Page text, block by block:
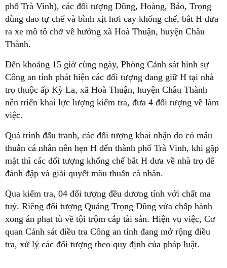
phố Trà Vinh), các đối tượng Dũng, Hoàng, Bảo, Trọng
dùng dao tự chế và bình xịt hơi cay khống chế, bắt H đưa
ra xe mô tô chở về hướng xã Hoà Thuận, huyện Châu
Thành.
Đến khoảng 15 giờ cùng ngày, Phòng Cảnh sát hình sự
Công an tỉnh phát hiện các đối tượng đang giữ H tại nhà
trọ thuộc ấp Kỳ La, xã Hoà Thuận, huyện Châu Thành
nên triển khai lực lượng kiểm tra, đưa 4 đối tượng về làm
việc.
Quá trình đấu tranh, các đối tượng khai nhận do có mâu
thuẫn cá nhân nên hẹn H đến thành phố Trà Vinh, khi gặp
mặt thì các đối tượng khống chế bắt H đưa về nhà trọ để
đánh đập và giải quyết mâu thuẫn cá nhân.
Qua kiểm tra, 04 đối tượng đều dương tính với chất ma
tuý. Riêng đối tượng Quảng Trọng Dũng vừa chấp hành
xong án phạt tù về tội trộm cắp tài sản. Hiện vụ việc, Cơ
quan Cảnh sát điều tra Công an tỉnh đang mở rộng điều
tra, xử lý các đối tượng theo quy định của pháp luật.